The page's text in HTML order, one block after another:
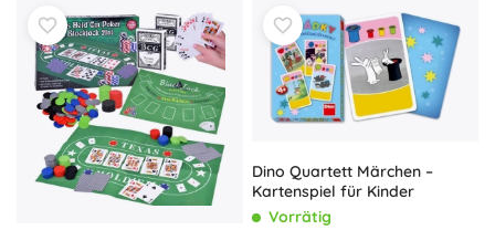
Dino Quartett Märchen –
Kartenspiel für Kinder
Vorrätig